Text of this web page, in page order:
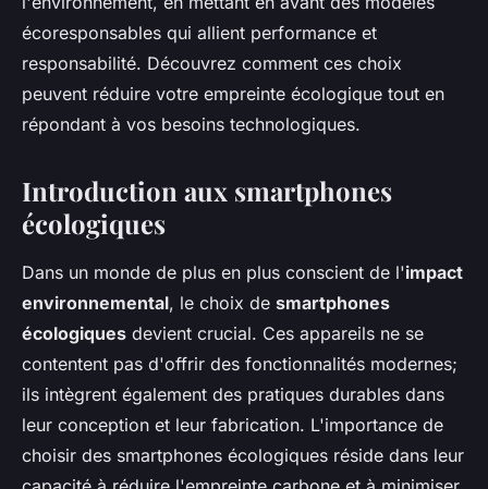
écoresponsables qui allient performance et
responsabilité. Découvrez comment ces choix
peuvent réduire votre empreinte écologique tout en
répondant à vos besoins technologiques.
Introduction aux smartphones
écologiques
Dans un monde de plus en plus conscient de l'impact
environnemental, le choix de smartphones
écologiques devient crucial. Ces appareils ne se
contentent pas d'offrir des fonctionnalités modernes;
ils intègrent également des pratiques durables dans
leur conception et leur fabrication. L'importance de
choisir des smartphones écologiques réside dans leur